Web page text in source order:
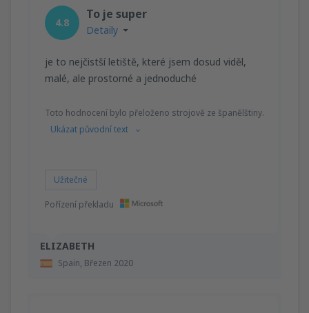
ELIZABETH
Spain, Březen 2020
4.8
To je super
Detaily
je to nejčistší letiště, které jsem dosud viděl,
malé, ale prostorné a jednoduché
Toto hodnocení bylo přeloženo strojově ze španělštiny.
Ukázat původní text
Užitečné
Pořízení překladu